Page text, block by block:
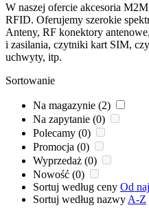
W naszej ofercie akcesoria M2M
RFID. Oferujemy szerokie
Anteny, RF konektory antenowe
i zasilania, czytniki kart SIM,
uchwyty, itp.
Sortowanie
Na magazynie (2)
Na zapytanie (0)
Polecamy (0)
Promocja (0)
Wyprzedaż (0)
Nowość (0)
Sortuj według ceny Od
Sortuj według nazwy A-Z